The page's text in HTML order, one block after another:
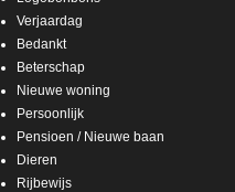
Verjaardag
Bedankt
Beterschap
Nieuwe woning
Persoonlijk
Pensioen / Nieuwe baan
Dieren
Rijbewijs